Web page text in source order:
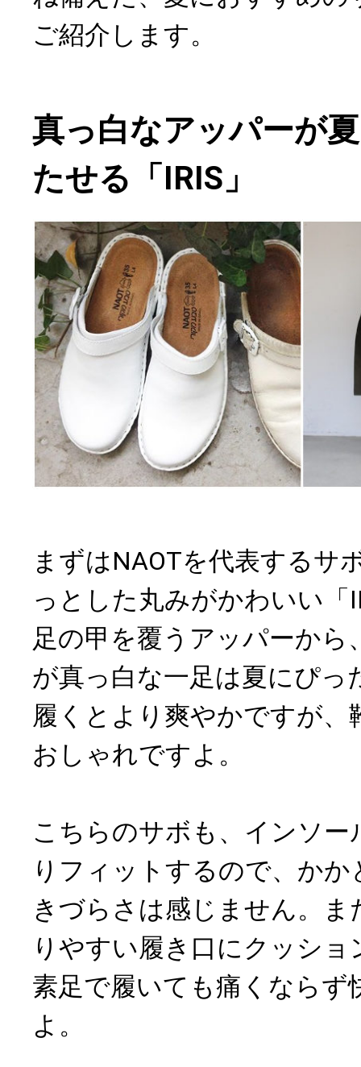
ご紹介します。
真っ白なアッパーが
たせる「IRIS」
まずはNAOTを代表するサ
っとした丸みがかわいい「
足の甲を覆うアッパーから
が真っ白な一足は夏にぴっ
履くとより爽やかですが、
おしゃれですよ。
こちらのサボも、インソー
りフィットするので、か
きづらさは感じません。ま
りやすい履き口にクッシ
素足で履いても痛くならず
よ。